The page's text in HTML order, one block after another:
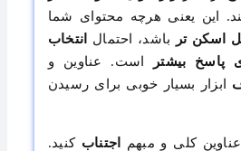
این یعنی هرچه محتوای شما
اسکن ‌تر
باشد، احتمال انتخاب
پاسخ بیشتر
است. عناوین و
ابزار بسیار خوبی برای رسیدن
کلی و مبهم اجتناب کنید.